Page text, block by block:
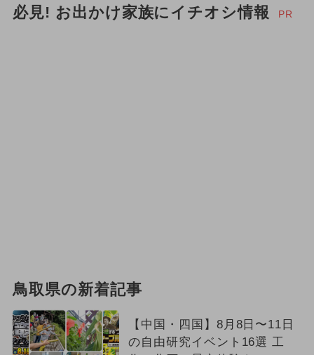
必見! お出かけ家族にイチオシ情報 PR
鳥取県の新着記事
【中国・四国】8月8日〜11日
の自由研究イベント16選 工